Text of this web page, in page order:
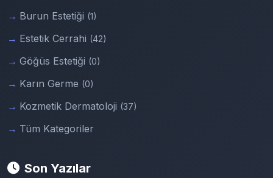
Burun Estetiği (1)
Estetik Cerrahi (42)
Göğüs Estetiği (0)
Karın Germe (0)
Kozmetik Dermatoloji (37)
Tüm Kategoriler
Son Yazılar